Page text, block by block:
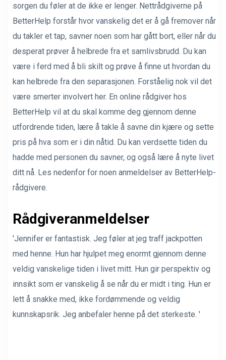
sorgen du føler at de ikke er lenger. Nettrådgiverne på
BetterHelp forstår hvor vanskelig det er å gå fremover når
du takler et tap, savner noen som har gått bort, eller når du
desperat prøver å helbrede fra et samlivsbrudd. Du kan
være i ferd med å bli skilt og prøve å finne ut hvordan du
kan helbrede fra den separasjonen. Forståelig nok vil det
være smerter involvert her. En online rådgiver hos
BetterHelp vil at du skal komme deg gjennom denne
utfordrende tiden, lære å takle å savne din kjære og sette
pris på hva som er i din nåtid. Du kan verdsette tiden du
hadde med personen du savner, og også lære å nyte livet
ditt nå. Les nedenfor for noen anmeldelser av BetterHelp-
rådgivere.
Rådgiveranmeldelser
'Jennifer er fantastisk. Jeg føler at jeg traff jackpotten
med henne. Hun har hjulpet meg enormt gjennom denne
veldig vanskelige tiden i livet mitt. Hun gir perspektiv og
innsikt som er vanskelig å se når du er midt i ting. Hun er
lett å snakke med, ikke fordømmende og veldig
kunnskapsrik. Jeg anbefaler henne på det sterkeste. '